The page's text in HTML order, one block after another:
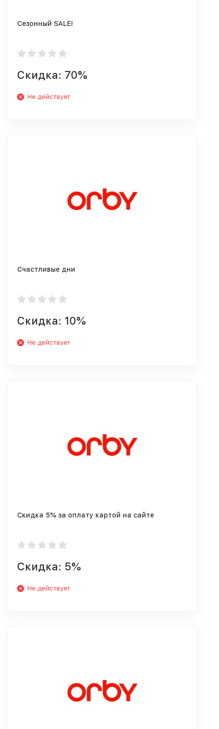
Сезонный SALE!
Скидка: 70%
Не действует
Счастливые дни
Скидка: 10%
Не действует
Cкидка 5% за оплату картой на сайте
Скидка: 5%
Не действует